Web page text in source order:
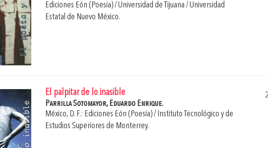
Ediciones Eón (Poesía) / Universidad de Tijuana / Universidad
Estatal de Nuevo México.
El palpitar de lo inasible
Parrilla Sotomayor, Eduardo Enrique.
México, D. F.: Ediciones Eón (Poesía) / Instituto Tecnológico y de
Estudios Superiores de Monterrey.